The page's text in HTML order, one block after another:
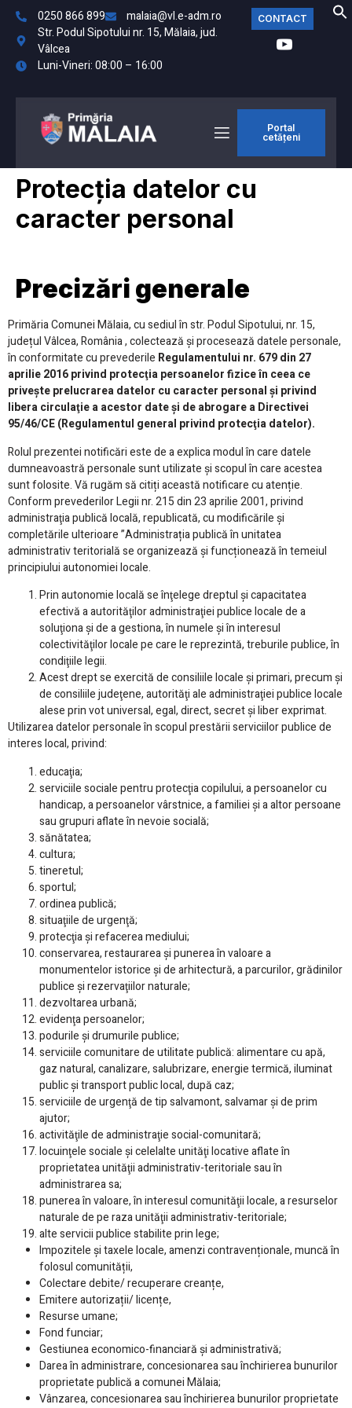
0250 866 899
malaia@vl.e-adm.ro
Str. Podul Sipotului nr. 15, Mălaia, jud.
Vâlcea
Luni-Vineri: 08:00 – 16:00
CONTACT
Portal
cetățeni
Protecția datelor cu
caracter personal
Precizări generale
Primăria Comunei Mălaia, cu sediul în str. Podul Sipotului, nr. 15,
județul Vâlcea, România , colectează și procesează datele personale,
în conformitate cu prevederile Regulamentului nr. 679 din 27
aprilie 2016 privind protecţia persoanelor fizice în ceea ce
priveşte prelucrarea datelor cu caracter personal şi privind
libera circulaţie a acestor date şi de abrogare a Directivei
95/46/CE (Regulamentul general privind protecţia datelor).
Rolul prezentei notificări este de a explica modul în care datele
dumneavoastră personale sunt utilizate și scopul în care acestea
sunt folosite. Vă rugăm să citiți această notificare cu atenție.
Conform prevederilor Legii nr. 215 din 23 aprilie 2001, privind
administraţia publică locală, republicată, cu modificările şi
completările ulterioare ”Administrația publică în unitatea
administrativ teritorială se organizează și funcționează în temeiul
principiului autonomiei locale.
Prin autonomie locală se înţelege dreptul şi capacitatea
efectivă a autorităţilor administraţiei publice locale de a
soluţiona şi de a gestiona, în numele şi în interesul
colectivităţilor locale pe care le reprezintă, treburile publice, în
condiţiile legii.
Acest drept se exercită de consiliile locale şi primari, precum şi
de consiliile judeţene, autorităţi ale administraţiei publice locale
alese prin vot universal, egal, direct, secret şi liber exprimat.
Utilizarea datelor personale în scopul prestării serviciilor publice de
interes local, privind:
educaţia;
serviciile sociale pentru protecţia copilului, a persoanelor cu
handicap, a persoanelor vârstnice, a familiei şi a altor persoane
sau grupuri aflate în nevoie socială;
sănătatea;
cultura;
tineretul;
sportul;
ordinea publică;
situaţiile de urgenţă;
protecţia şi refacerea mediului;
conservarea, restaurarea şi punerea în valoare a
monumentelor istorice şi de arhitectură, a parcurilor, grădinilor
publice şi rezervaţiilor naturale;
dezvoltarea urbană;
evidenţa persoanelor;
podurile şi drumurile publice;
serviciile comunitare de utilitate publică: alimentare cu apă,
gaz natural, canalizare, salubrizare, energie termică, iluminat
public şi transport public local, după caz;
serviciile de urgenţă de tip salvamont, salvamar şi de prim
ajutor;
activităţile de administraţie social-comunitară;
locuinţele sociale şi celelalte unităţi locative aflate în
proprietatea unităţii administrativ-teritoriale sau în
administrarea sa;
punerea în valoare, în interesul comunităţii locale, a resurselor
naturale de pe raza unităţii administrativ-teritoriale;
alte servicii publice stabilite prin lege;
Impozitele și taxele locale, amenzi contravenționale, muncă în
folosul comunității,
Colectare debite/ recuperare creanțe,
Emitere autorizații/ licențe,
Resurse umane;
Fond funciar;
Gestiunea economico-financiară și administrativă;
Darea în administrare, concesionarea sau închirierea bunurilor
proprietate publică a comunei Mălaia;
Vânzarea, concesionarea sau închirierea bunurilor proprietate